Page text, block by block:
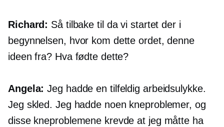
Richard: Så tilbake til da vi startet der i
begynnelsen, hvor kom dette ordet, denne
ideen fra? Hva fødte dette?
Angela: Jeg hadde en tilfeldig arbeidsulykke.
Jeg skled. Jeg hadde noen kneproblemer, og
disse kneproblemene krevde at jeg måtte ha